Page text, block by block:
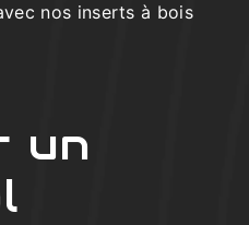
nos inserts à bois
un